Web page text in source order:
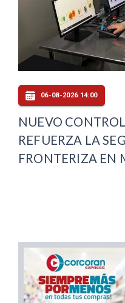
06-08-2026 14:00
NUEVO
REFUERZA LA
FRONTERIZA EN